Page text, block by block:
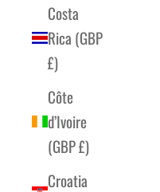
Costa
Rica (GBP
£)
Côte
d’Ivoire
(GBP £)
Croatia